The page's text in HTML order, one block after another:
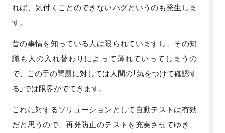
れば、気付くことのできないバグというのも発生しま
す。
昔の事情を知っている人は限られていますし、その知
識も人の入れ替わりによって薄れていってしまうの
で、この手の問題に対しては人間の「気をつけて確認す
る」では限界がでてきます。
これに対するソリューションとして自動テストは有効
だと思うので、再発防止のテストを充実させてゆき、